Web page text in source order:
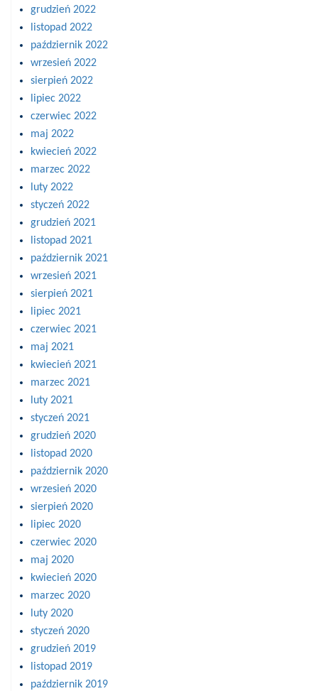
grudzień 2022
listopad 2022
październik 2022
wrzesień 2022
sierpień 2022
lipiec 2022
czerwiec 2022
maj 2022
kwiecień 2022
marzec 2022
luty 2022
styczeń 2022
grudzień 2021
listopad 2021
październik 2021
wrzesień 2021
sierpień 2021
lipiec 2021
czerwiec 2021
maj 2021
kwiecień 2021
marzec 2021
luty 2021
styczeń 2021
grudzień 2020
listopad 2020
październik 2020
wrzesień 2020
sierpień 2020
lipiec 2020
czerwiec 2020
maj 2020
kwiecień 2020
marzec 2020
luty 2020
styczeń 2020
grudzień 2019
listopad 2019
październik 2019